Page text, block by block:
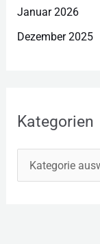
Januar 2026
Dezember 2025
Kategorien